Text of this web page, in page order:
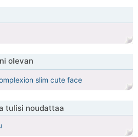
olevan
slim cute face
tulisi noudattaa